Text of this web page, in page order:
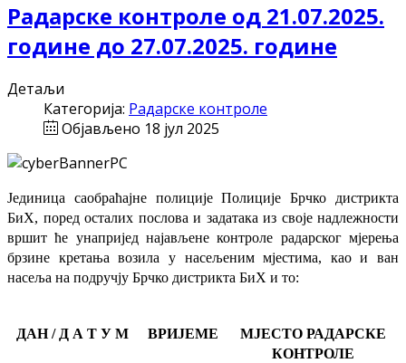
Радарске контроле од 21.07.2025.
године до 27.07.2025. године
Детаљи
Категорија: Радарске контроле
Објављено 18 јул 2025
Јединица саобраћајне полиције Полиције Брчко дистрикта
БиХ, поред осталих послова и задатака из своје надлежности
вршит ће унапријед најављене контроле радарског мјерења
брзине кретања возила у насељеним мјестима, као и ван
насеља на подручју Брчко дистрикта БиХ и то:
ДАН / Д А Т У М ВРИЈЕМЕ
МЈЕСТО РАДАРСКЕ
КОНТРОЛЕ